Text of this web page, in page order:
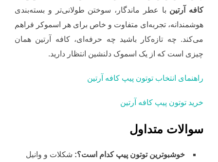
کافه آرتین با عطر ماندگار، سوختن طولانی‌تر و بسته‌بندی
هوشمندانه، تجربه‌ای متفاوت و خاص برای هر اسموکر فراهم
می‌کند. چه تازه‌کار باشید چه حرفه‌ای، کافه آرتین همان
چیزی است که از یک اسموک دلنشین انتظار دارید.
راهنمای انتخاب توتون پیپ کافه آرتین
خرید توتون پیپ کافه آرتین
سوالات متداول
خوشبوترین توتون پیپ کدام است؟: شکلات و وانیل